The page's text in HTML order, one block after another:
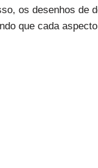
os desenhos de
que cada